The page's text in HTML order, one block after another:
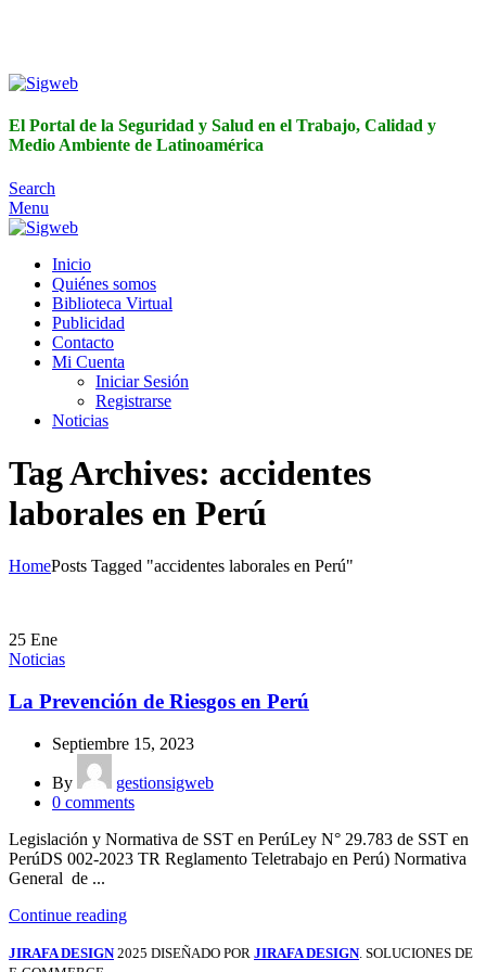
El Portal de la Seguridad y Salud en el Trabajo, Calidad y
Medio Ambiente de Latinoamérica
Search
Menu
Inicio
Quiénes somos
Biblioteca Virtual
Publicidad
Contacto
Mi Cuenta
Iniciar Sesión
Registrarse
Noticias
Tag Archives: accidentes
laborales en Perú
HomePosts Tagged "accidentes laborales en Perú"
25 Ene
Noticias
La Prevención de Riesgos en Perú
Septiembre 15, 2023
By
gestionsigweb
0 comments
Legislación y Normativa de SST en PerúLey N° 29.783 de SST en
PerúDS 002-2023 TR Reglamento Teletrabajo en Perú) Normativa
General de ...
Continue reading
JIRAFA DESIGN 2025 DISEÑADO POR JIRAFA DESIGN. SOLUCIONES DE